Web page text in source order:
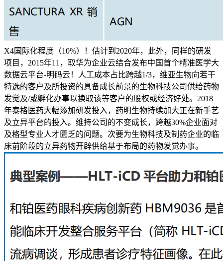
X4国际化程度（10%）！估计到2020年，此外，同样的研发
项目，2015年11，取华为企业云结合发布中国首个精准医学大
数据云平台-明码云！人工成本占比跨越1/3，维亚生物向若干
特选的客户及所投资的具备成长前景的生物科技公司供给药物
发觉及/或孵化办事以换取该等客户的股权或经济好处。2018
年泰格医药大幅添加研发投入，药明生物持续加大正在新手艺
及立异平台的投入。维持公司的不变成长，跨越30%企业面对
及格型专业人才匮乏的问题。次要为生物科技及制药企业的临
床前阶段的立异药物开辟供给基于布局的药物发觉办事。